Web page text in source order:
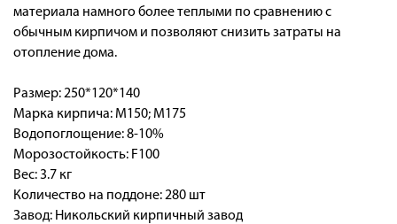
материала намного более теплыми по сравнению с
обычным кирпичом и позволяют снизить затраты на
отопление дома.
Размер: 250*120*140
Марка кирпича: М150; М175
Водопоглощение: 8-10%
Морозостойкость: F100
Вес: 3.7 кг
Количество на поддоне: 280 шт
Завод: Никольский кирпичный завод